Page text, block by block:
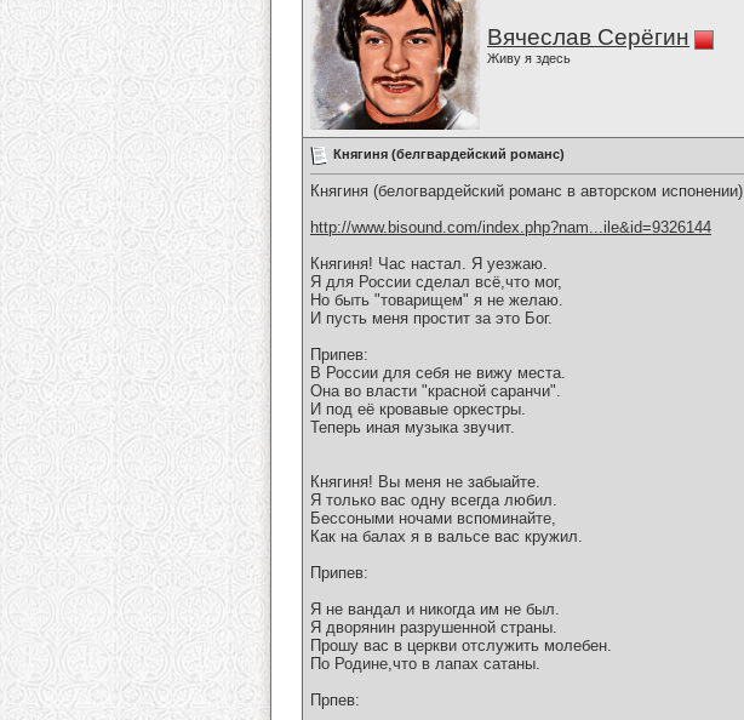
Вячеслав Серёгин
Живу я здесь
Княгиня (белгвардейский романс)
Княгиня (белогвардейский романс в авторском испонении)
http://www.bisound.com/index.php?nam...ile&id=9326144
Княгиня! Час настал. Я уезжаю.
Я для России сделал всё,что мог,
Но быть "товарищем" я не желаю.
И пусть меня простит за это Бог.
Припев:
В России для себя не вижу места.
Она во власти "красной саранчи".
И под её кровавые оркестры.
Теперь иная музыка звучит.
Княгиня! Вы меня не забыайте.
Я только вас одну всегда любил.
Бессоными ночами вспоминайте,
Как на балах я в вальсе вас кружил.
Припев:
Я не вандал и никогда им не был.
Я дворянин разрушенной страны.
Прошу вас в церкви отслужить молебен.
По Родине,что в лапах сатаны.
Прпев: